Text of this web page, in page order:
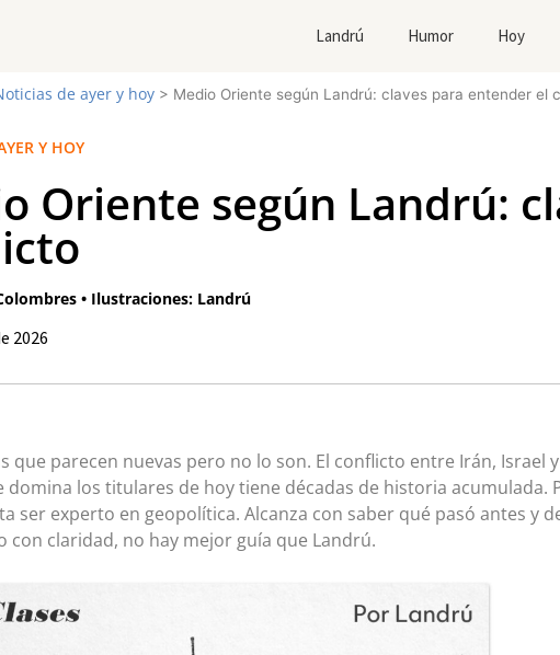
Landrú Humor Hoy
de ayer y hoy> Medio Oriente según Landrú: claves para entender el
Y HOY
Oriente según Landrú:
• Ilustraciones: Landrú
2026
que parecen nuevas pero no lo son. El conflicto entre Irán, Israel
domina los titulares de hoy tiene décadas de historia acumulada.
ser experto en geopolítica. Alcanza con saber qué pasó antes y
con claridad, no hay mejor guía que Landrú.